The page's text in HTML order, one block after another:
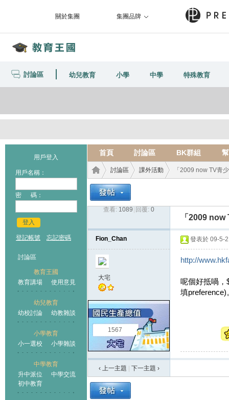
關於集團 集團品牌
討論區 幼兒教育 小學 中學 特殊教育
用戶登入
用戶名稱：
密 碼：
登入
登記帳號 忘記密碼
討論區
教育王國
教育講場
使用意見
幼兒教育
幼校討論
幼教雜談
小學教育
小一選校
小學雜談
中學教育
升中派位
中學交流
初中教育
首頁 討論區 BK群組
王國
討論區
›
課外活動 「2009 now TV青
查看: 1089 回覆: 0
「2009
Fion_Chan
大宅
1567
發表於 09-5-
http://
呢個好抵喎，
填
‹ 上一主題 下一主題 ›